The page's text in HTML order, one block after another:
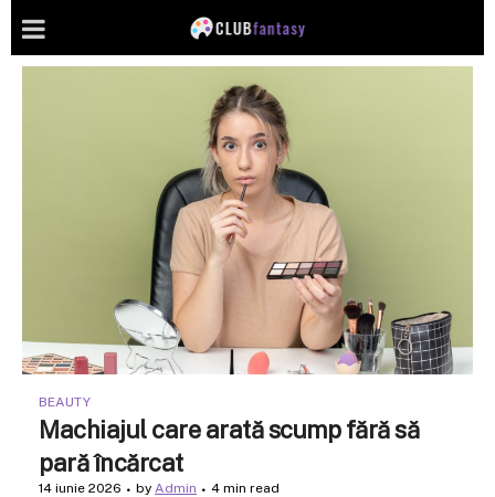
BEAUTY
Machiajul care arată scump fără să
pară încărcat
14 iunie 2026 by Admin 4 min read